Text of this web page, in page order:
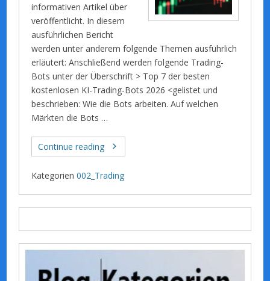
informativen Artikel über
veröffentlicht. In diesem
ausführlichen Bericht
werden unter anderem folgende Themen ausführlich
erläutert: Anschließend werden folgende Trading-
Bots unter der Überschrift > Top 7 der besten
kostenlosen KI-Trading-Bots 2026 <gelistet und
beschrieben: Wie die Bots arbeiten. Auf welchen
Märkten die Bots …
Continue reading
Kategorien 002_Trading